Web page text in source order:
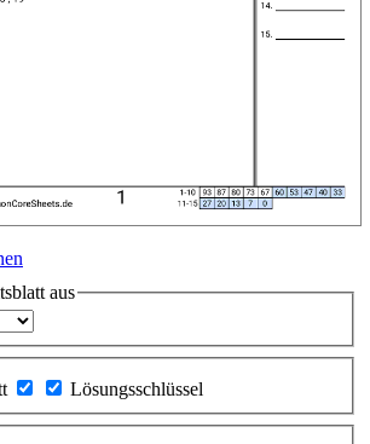
aus
Lösungsschlüssel